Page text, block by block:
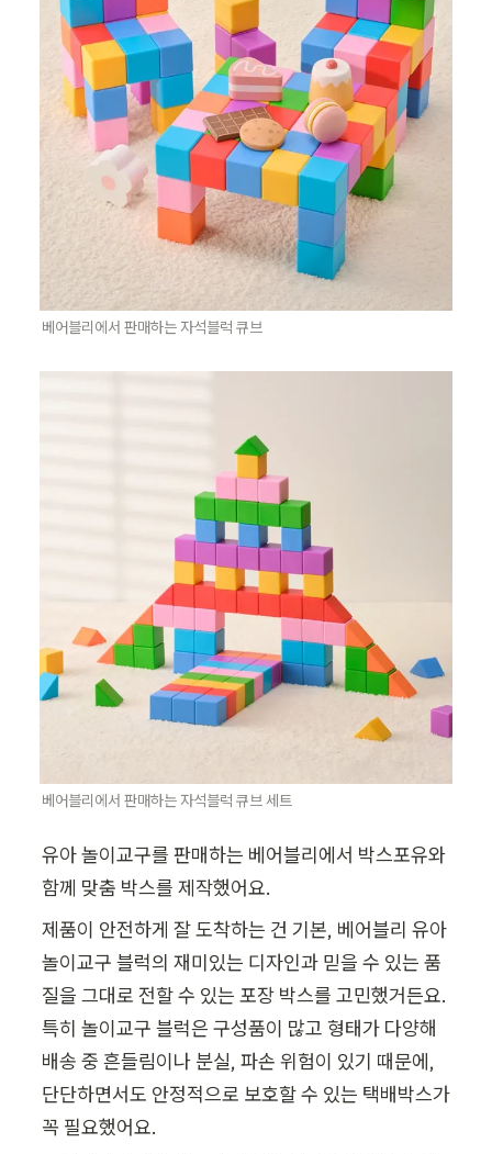
베어블리에서 판매하는 자석블럭 큐브
베어블리에서 판매하는 자석블럭 큐브 세트
유아 놀이교구를 판매하는 베어블리에서 박스포유와
함께 맞춤 박스를 제작했어요.
제품이 안전하게 잘 도착하는 건 기본, 베어블리 유아
놀이교구 블럭의 재미있는 디자인과 믿을 수 있는 품
질을 그대로 전할 수 있는 포장 박스를 고민했거든요.
특히 놀이교구 블럭은 구성품이 많고 형태가 다양해
배송 중 흔들림이나 분실, 파손 위험이 있기 때문에,
단단하면서도 안정적으로 보호할 수 있는 택배박스가
꼭 필요했어요.